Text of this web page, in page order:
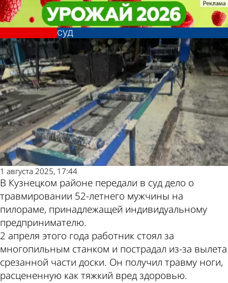
Вылет доски: дело о ЧП на
пилораме в Кузнецке передали в
суд
Криминал
1 августа 2025, 17:44
В Кузнецком районе передали в суд дело о
травмировании 52-летнего мужчины на
пилораме, принадлежащей индивидуальному
предпринимателю.
2 апреля этого года работник стоял за
многопильным станком и пострадал из-за вылета
срезанной части доски. Он получил травму ноги,
расцененную как тяжкий вред здоровью.
Вылет доски: дело о ЧП на
пилораме в Кузнецке передали в
суд
Криминал
Другие новости по
теме
Погода и курсы
валют в Пензе